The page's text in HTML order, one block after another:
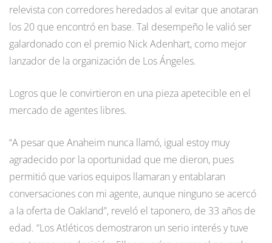
relevista con corredores heredados al evitar que anotaran
los 20 que encontró en base. Tal desempeño le valió ser
galardonado con el premio Nick Adenhart, como mejor
lanzador de la organización de Los Ángeles.
Logros que le convirtieron en una pieza apetecible en el
mercado de agentes libres.
“A pesar que Anaheim nunca llamó, igual estoy muy
agradecido por la oportunidad que me dieron, pues
permitió que varios equipos llamaran y entablaran
conversaciones con mi agente, aunque ninguno se acercó
a la oferta de Oakland”, reveló el taponero, de 33 años de
edad. “Los Atléticos demostraron un serio interés y tuve